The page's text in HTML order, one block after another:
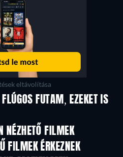
eltávolítása
FUTAM, EZEKET IS
NÉZHETŐ FILMEK
FILMEK ÉRKEZNEK